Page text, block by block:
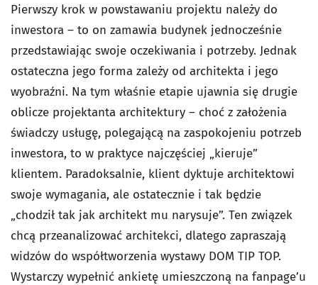
Pierwszy krok w powstawaniu projektu należy do
inwestora – to on zamawia budynek jednocześnie
przedstawiając swoje oczekiwania i potrzeby. Jednak
ostateczna jego forma zależy od architekta i jego
wyobraźni. Na tym właśnie etapie ujawnia się drugie
oblicze projektanta architektury – choć z założenia
świadczy usługę, polegającą na zaspokojeniu potrzeb
inwestora, to w praktyce najczęściej „kieruje”
klientem. Paradoksalnie, klient dyktuje architektowi
swoje wymagania, ale ostatecznie i tak będzie
„chodził tak jak architekt mu narysuje”. Ten związek
chcą przeanalizować architekci, dlatego zapraszają
widzów do współtworzenia wystawy DOM TIP TOP.
Wystarczy wypełnić ankietę umieszczoną na fanpage’u